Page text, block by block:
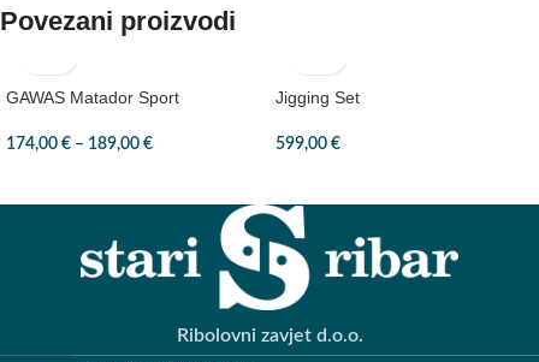
Povezani proizvodi
GAWAS Matador Sport
174,00 € – 189,00 €
Jigging Set
599,00 €
Ribolovni zavjet d.o.o.